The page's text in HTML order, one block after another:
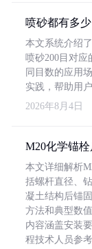
喷砂都有多少
本文系统介绍
喷砂200目对应
同目数的应用
实践，帮助用
2026年8月4日
M20化学锚
本文详细解析
括螺杆直径、
凝土结构后锚
方法和典型数
内容涵盖安装
程技术人员参考